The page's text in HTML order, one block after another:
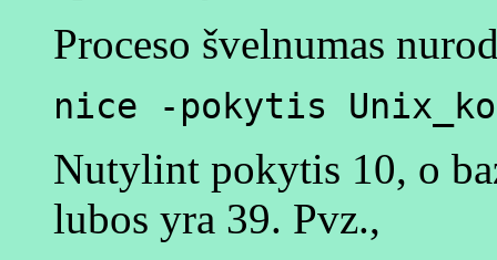
Proceso švelnumas
nice -pokytis
Nutylint pokytis 10, o
lubos yra 39. Pvz.,